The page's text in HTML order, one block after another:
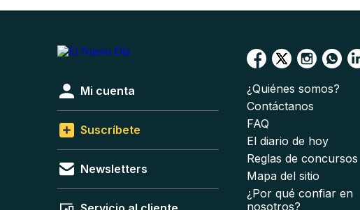
Mi cuenta
Suscríbete
Newsletters
¿Quiénes somos?
Contáctanos
FAQ
El diario de hoy
Reglas de concursos
Mapa del sitio
¿Por qué confiar en
nosotros?